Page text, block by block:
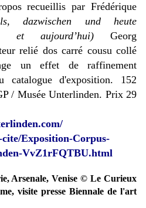
recueillis par Frédérique
dazwischen und heute
et aujourd’hui)Georg
relié dos carré cousu collé
un effet de raffinement
catalogue d'exposition. 152
/ Musée Unterlinden. Prix 29
Exposition-Corpus-
VvZ1rFQTBU.html
Arsenale, Venise © Le Curieux
visite presse Biennale de l'art